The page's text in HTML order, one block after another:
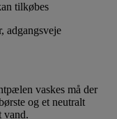
tilkøbes
adgangsveje
vaskes må der
og et neutralt
vand.